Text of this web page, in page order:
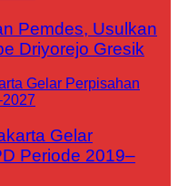
Pemdes, Usulkan
Driyorejo Gresik
Gelar
Periode 2019–